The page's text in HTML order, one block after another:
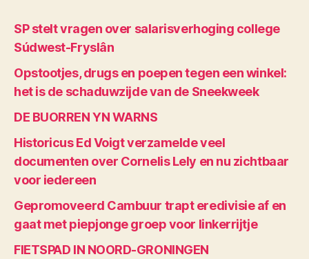
SP stelt vragen over salarisverhoging college
Súdwest-Fryslân
Opstootjes, drugs en poepen tegen een winkel:
het is de schaduwzijde van de Sneekweek
DE BUORREN YN WARNS
Historicus Ed Voigt verzamelde veel
documenten over Cornelis Lely en nu zichtbaar
voor iedereen
Gepromoveerd Cambuur trapt eredivisie af en
gaat met piepjonge groep voor linkerrijtje
FIETSPAD IN NOORD-GRONINGEN